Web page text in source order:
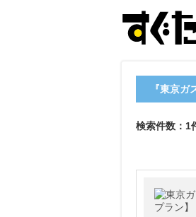
『東京ガ
検索件数：1